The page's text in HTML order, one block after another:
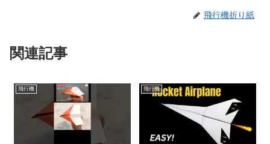
飛行機折り紙
関連記事
飛行機 飛行機